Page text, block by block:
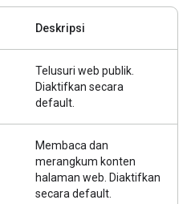
Deskripsi
Telusuri web publik.
Diaktifkan secara
default.
Membaca dan
merangkum konten
halaman web. Diaktifkan
secara default.